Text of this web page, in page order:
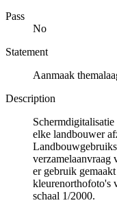
Pass
No
Statement
Aanmaak
Description
elke landbouwer
verzamelaanvraag
er gebruik
kleurenorthofoto's
schaal 1/2000.